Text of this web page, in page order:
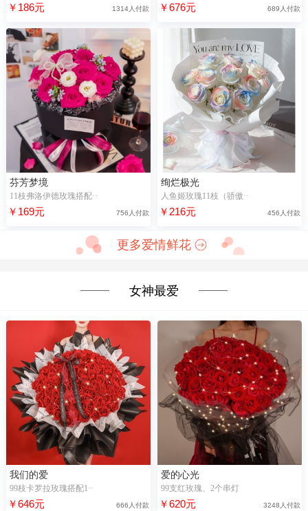
￥186元 1314人付款 ￥676元 689人付款
芬芳梦境
11枝弗洛伊德玫瑰搭配··
￥169元 756人付款
绚烂极光
人鱼姬玫瑰11枝（骄傲··
￥216元 456人付款
更多爱情鲜花
女神最爱
我们的爱
99枝卡罗拉玫瑰搭配1··
￥646元 666人付款
爱的心光
99支红玫瑰、2个串灯
￥620元 3248人付款